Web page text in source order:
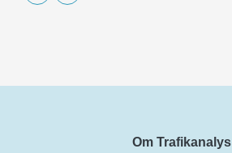
Om Trafikanalys